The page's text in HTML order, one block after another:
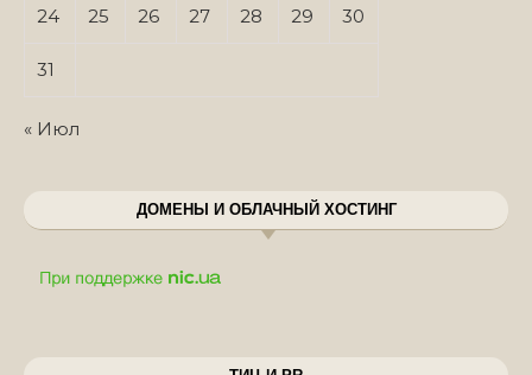
24 25 26 27 28 29 30
31
« Июл
ДОМЕНЫ И ОБЛАЧНЫЙ ХОСТИНГ